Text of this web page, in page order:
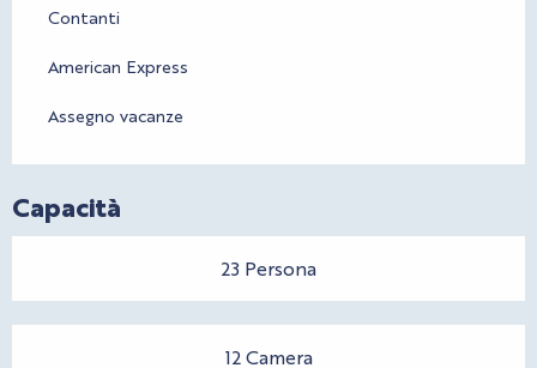
Contanti
American Express
Assegno vacanze
Capacità
23 Persona
12 Camera